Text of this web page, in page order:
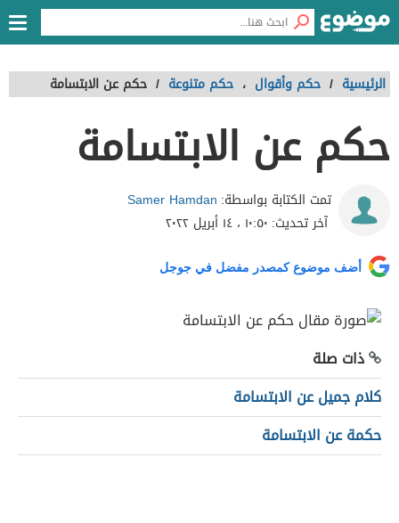
الرئيسية / حكم وأقوال ، حكم متنوعة / حكم عن الابتسامة
حكم عن الابتسامة
تمت الكتابة بواسطة: Samer Hamdan
آخر تحديث: ١٠:٥٠ ، ١٤ أبريل ٢٠٢٢
أضف موضوع كمصدر مفضل في جوجل
ذات صلة
كلام جميل عن الابتسامة
حكمة عن الابتسامة